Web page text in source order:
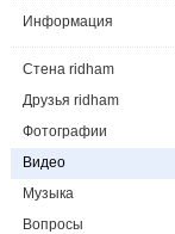
Информация
Стена ridham
Друзья ridham
Фотографии
Видео
Музыка
Вопросы